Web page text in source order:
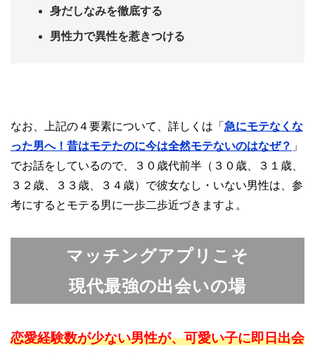
身だしなみを徹底する
男性力で異性を惹きつける
なお、上記の４要素について、詳しくは「 急にモテなくな
った男へ！昔はモテたのに今は全然モテないのはなぜ？ 」
でお話をしているので、３０歳代前半（３０歳、３１歳、
３２歳、３３歳、３４歳）で彼女なし・いない男性は、参
考にするとモテる男に一歩二歩近づきますよ。
マッチングアプリこそ
現代最強の出会いの場
恋愛経験数が少ない男性が、可愛い子に即日出会